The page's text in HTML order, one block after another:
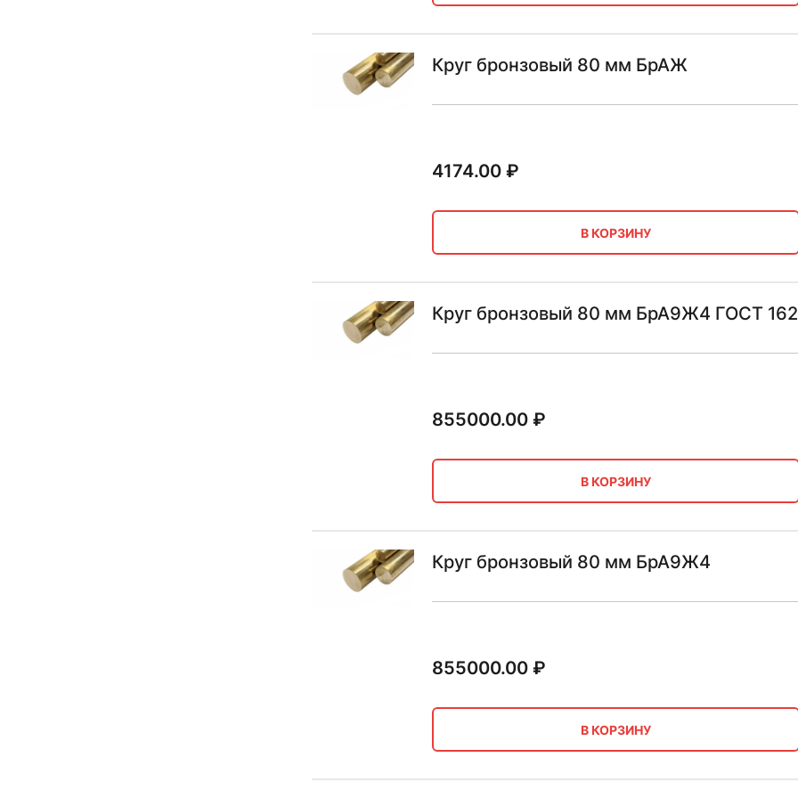
Круг бронзовый 80 мм БрАЖ
4174.00₽
В КОРЗИНУ
Круг бронзовый 80 мм БрА9Ж4 ГОСТ
855000.00₽
В КОРЗИНУ
Круг бронзовый 80 мм БрА9Ж4
855000.00₽
В КОРЗИНУ